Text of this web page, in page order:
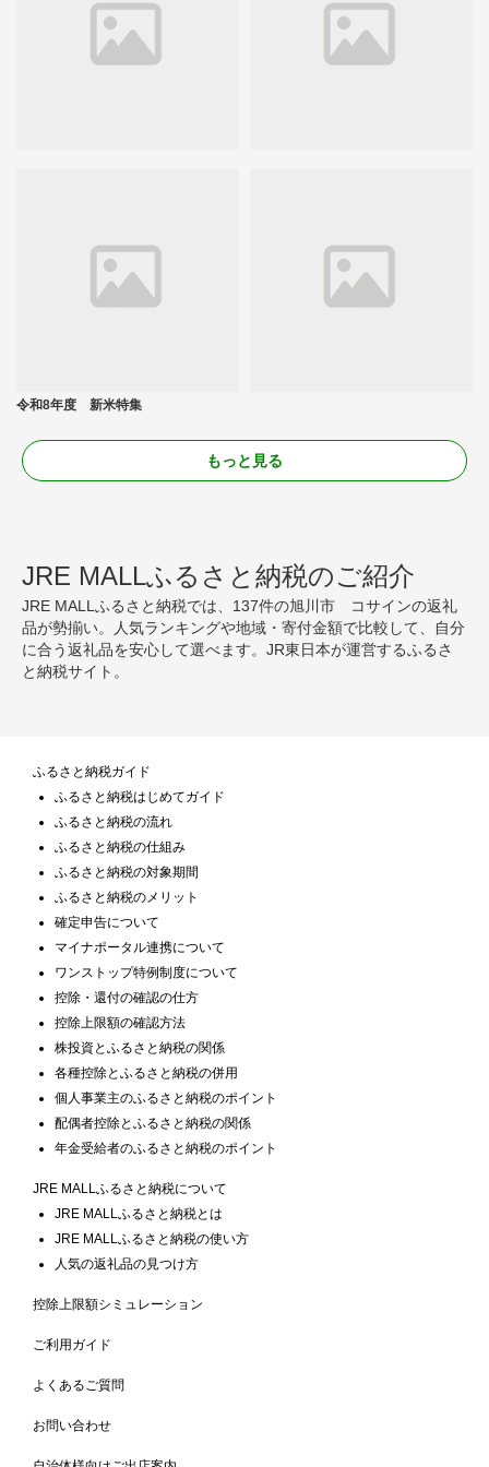
令和8年度 新米特集
もっと見る
JRE MALLふるさと納税のご紹介
JRE MALLふるさと納税では、137件の旭川市 コサインの返礼
品が勢揃い。人気ランキングや地域・寄付金額で比較して、自分
に合う返礼品を安心して選べます。JR東日本が運営するふるさ
と納税サイト。
ふるさと納税ガイド
ふるさと納税はじめてガイド
ふるさと納税の流れ
ふるさと納税の仕組み
ふるさと納税の対象期間
ふるさと納税のメリット
確定申告について
マイナポータル連携について
ワンストップ特例制度について
控除・還付の確認の仕方
控除上限額の確認方法
株投資とふるさと納税の関係
各種控除とふるさと納税の併用
個人事業主のふるさと納税のポイント
配偶者控除とふるさと納税の関係
年金受給者のふるさと納税のポイント
JRE MALLふるさと納税について
JRE MALLふるさと納税とは
JRE MALLふるさと納税の使い方
人気の返礼品の見つけ方
控除上限額シミュレーション
ご利用ガイド
よくあるご質問
お問い合わせ